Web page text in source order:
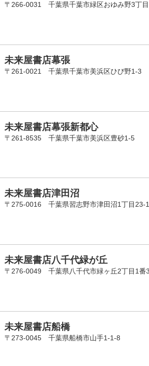
〒266-0031 千葉県千葉市緑区おゆみ野3丁
未来屋書店幕張
〒261-0021 千葉県千葉市美浜区ひび野1-3
未来屋書店幕張新都心
〒261-8535 千葉県千葉市美浜区豊砂1-5
未来屋書店津田沼
〒275-0016 千葉県習志野市津田沼1丁目23-1
未来屋書店八千代緑が丘
〒276-0049 千葉県八千代市緑ヶ丘2丁目1番
未来屋書店船橋
〒273-0045 千葉県船橋市山手1-1-8